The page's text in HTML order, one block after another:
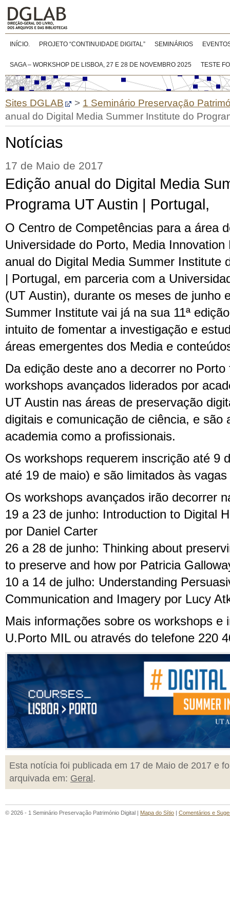
INÍCIO. PROJETO “CONTINUIDADE DIGITAL” SEMINÁRIOS
SAGA – WORKSHOP DE LISBOA, 27 E 28 DE NOVEMBRO 2025 TESTE
Sites DGLAB > 1 Seminário Preservação
anual do Digital Media Summer Institute do
Notícias
17 de Maio de 2017
Edição anual do Digital Media
Programa UT Austin | Portugal,
O Centro de Competências para a área
Universidade do Porto, Media
anual do Digital Media Summer Institute
| Portugal, em parceria com a
(UT Austin), durante os meses de junho
Summer Institute vai já na sua 11ª
intuito de fomentar a investigação e
áreas emergentes dos Media e
Da edição deste ano a decorrer no Porto
workshops avançados liderados por
UT Austin nas áreas de preservação
digitais e comunicação de ciência, e são
academia como a profissionais.
Os workshops requerem inscrição até 9
até 19 de maio) e são limitados às
Os workshops avançados irão decorrer
19 a 23 de junho: Introduction to Digital
por Daniel Carter
26 a 28 de junho: Thinking about
to preserve and how por Patricia
10 a 14 de julho: Understanding
Communication and Imagery por Lucy
Mais informações sobre os workshops e
U.Porto MIL ou através do telefone 220
Esta notícia foi publicada em 17 de Maio de 2017 e
arquivada em: Geral .
© 2026 - 1 Seminário Preservação Património Digital | Mapa do Sítio | Comentários e